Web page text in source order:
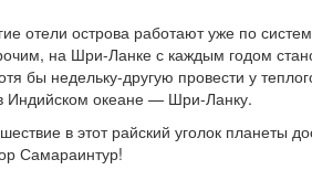
отели острова работают уже по
на Шри-Ланке с каждым годом
бы недельку-другую провести у
Индийском океане — Шри-Ланку.
в этот райский уголок планеты
Самараинтур!